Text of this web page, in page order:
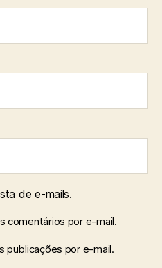
de e-mails.
comentários por e-mail.
publicações por e-mail.